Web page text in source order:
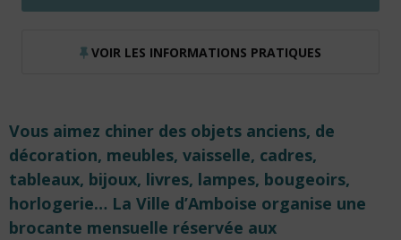
VOIR LES INFORMATIONS PRATIQUES
Vous aimez chiner des objets anciens, de
décoration, meubles, vaisselle, cadres,
tableaux, bijoux, livres, lampes, bougeoirs,
horlogerie… La Ville d’Amboise organise une
brocante mensuelle réservée aux